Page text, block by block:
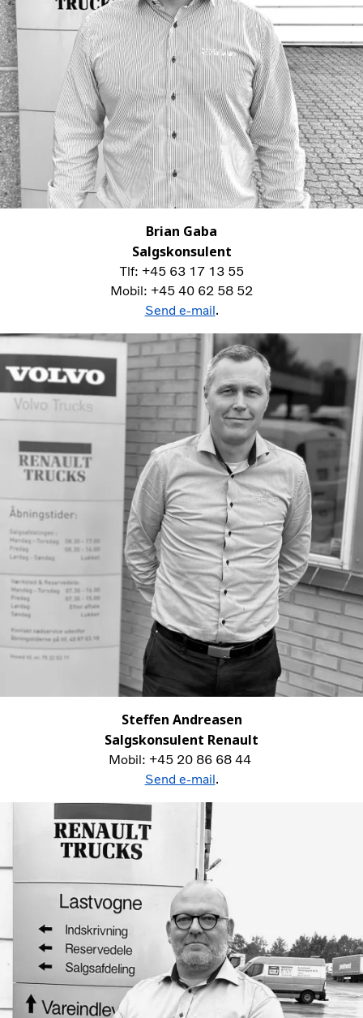
Brian Gaba
Salgskonsulent
Tlf: +45 63 17 13 55
Mobil: +45 40 62 58 52
Send e-mail.
Steffen Andreasen
Salgskonsulent Renault
Mobil: +45 20 86 68 44
Send e-mail.